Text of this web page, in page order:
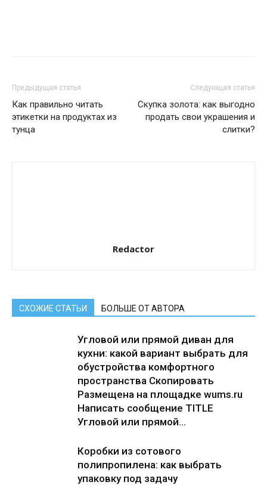
Предыдущая статья
Как правильно читать
этикетки на продуктах из
тунца
Следующая статья
Скупка золота: как выгодно
продать свои украшения и
слитки?
Redactor
СХОЖИЕ СТАТЬИ БОЛЬШЕ ОТ АВТОРА
Угловой или прямой диван для
кухни: какой вариант выбрать для
обустройства комфортного
пространства Скопировать
Размещена на площадке wums.ru
Написать сообщение TITLE
Угловой или прямой...
Коробки из сотового
полипропилена: как выбрать
упаковку под задачу